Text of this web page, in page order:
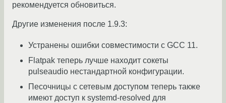
рекомендуется обновиться.
Другие изменения после 1.9.3:
Устранены ошибки совместимости с GCC 11.
Flatpak теперь лучше находит сокеты
pulseaudio нестандартной конфигурации.
Песочницы с сетевым доступом теперь также
имеют доступ к systemd-resolved для